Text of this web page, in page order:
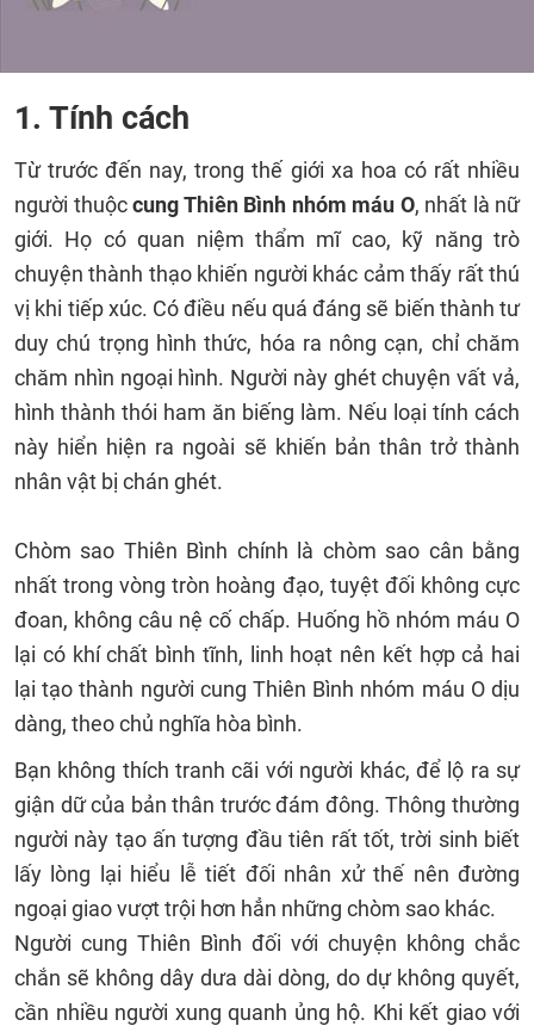
1. Tính cách
Từ trước đến nay, trong thế giới xa hoa có rất nhiều
người thuộccung Thiên Bình nhóm máu O, nhất là nữ
giới. Họ có quan niệm thẩm mĩ cao, kỹ năng trò
chuyện thành thạo khiến người khác cảm thấy rất thú
vị khi tiếp xúc. Có điều nếu quá đáng sẽ biến thành tư
duy chú trọng hình thức, hóa ra nông cạn, chỉ chăm
chăm nhìn ngoại hình. Người này ghét chuyện vất vả,
hình thành thói ham ăn biếng làm. Nếu loại tính cách
này hiển hiện ra ngoài sẽ khiến bản thân trở thành
nhân vật bị chán ghét.
Chòm sao Thiên Bình chính là chòm sao cân bằng
nhất trong vòng tròn hoàng đạo, tuyệt đối không cực
đoan, không câu nệ cố chấp. Huống hồ nhóm máu O
lại có khí chất bình tĩnh, linh hoạt nên kết hợp cả hai
lại tạo thành người cung Thiên Bình nhóm máu O dịu
dàng, theo chủ nghĩa hòa bình.
Bạn không thích tranh cãi với người khác, để lộ ra sự
giận dữ của bản thân trước đám đông. Thông thường
người này tạo ấn tượng đầu tiên rất tốt, trời sinh biết
lấy lòng lại hiểu lễ tiết đối nhân xử thế nên đường
ngoại giao vượt trội hơn hẳn những chòm sao khác.
Người cung Thiên Bình đối với chuyện không chắc
chắn sẽ không dây dưa dài dòng, do dự không quyết,
cần nhiều người xung quanh ủng hộ. Khi kết giao với